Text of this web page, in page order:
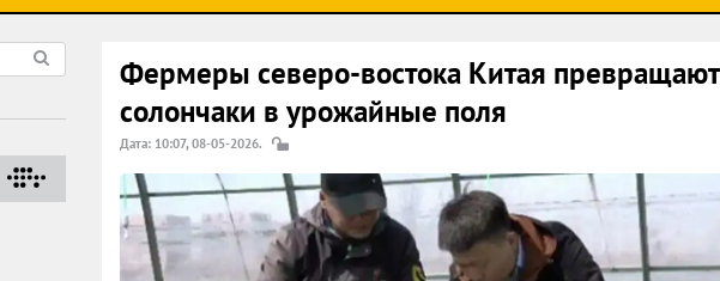
Фермеры северо-востока Китая превращают
солончаки в урожайные поля
Дата: 10:07, 08-05-2026.